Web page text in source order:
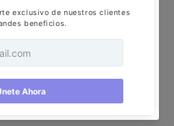
en polipropileno.